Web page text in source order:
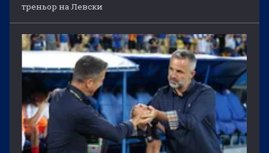
треньор на Левски